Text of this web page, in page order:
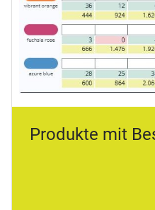
Produkte mit